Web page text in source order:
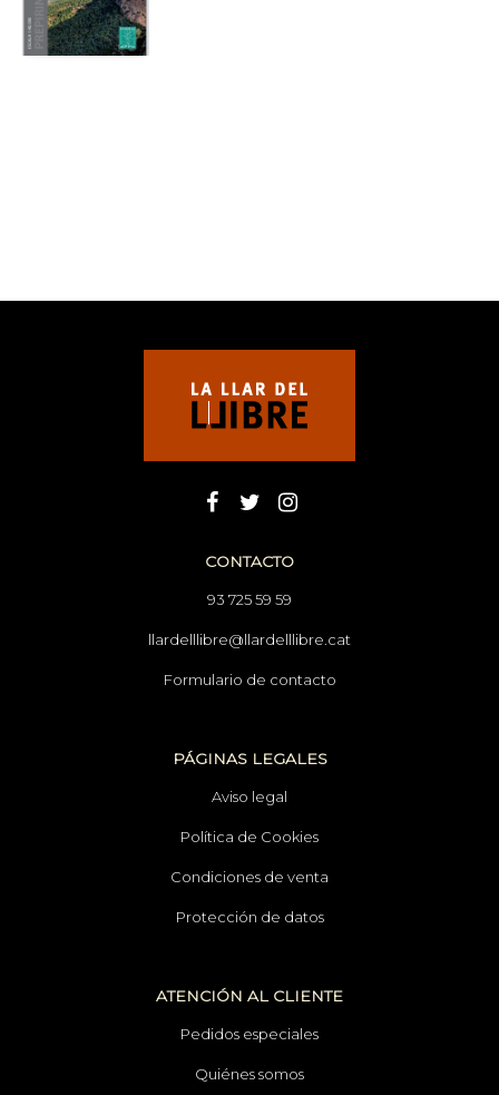
CONTACTO
93 725 59 59
llardelllibre@llardelllibre.cat
Formulario de contacto
PÁGINAS LEGALES
Aviso legal
Política de Cookies
Condiciones de venta
Protección de datos
ATENCIÓN AL CLIENTE
Pedidos especiales
Quiénes somos